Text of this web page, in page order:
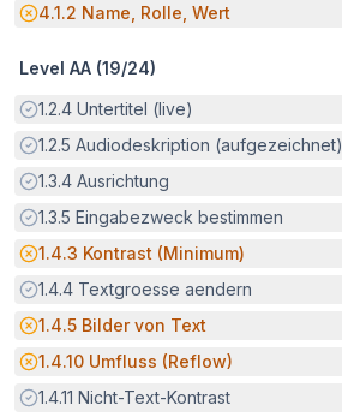
Potenzielle Barriere:
4.1.2 Name, Rolle, Wert
Level AA (19/24)
Erfüllt:
1.2.4 Untertitel (live)
Erfüllt:
1.2.5 Audiodeskription (aufgezeichnet)
Erfüllt:
1.3.4 Ausrichtung
Erfüllt:
1.3.5 Eingabezweck bestimmen
Potenzielle Barriere:
1.4.3 Kontrast (Minimum)
Erfüllt:
1.4.4 Textgroesse aendern
Potenzielle Barriere:
1.4.5 Bilder von Text
Potenzielle Barriere:
1.4.10 Umfluss (Reflow)
Erfüllt:
1.4.11 Nicht-Text-Kontrast